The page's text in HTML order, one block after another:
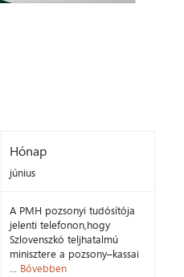
Hónap
június
A PMH pozsonyi tudósítója
jelenti telefonon,hogy
Szlovenszkó teljhatalmú
minisztere a pozsony–kassai
... Bővebben